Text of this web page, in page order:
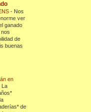
- Nos
ver
ganado
de
buenas
en
La
de